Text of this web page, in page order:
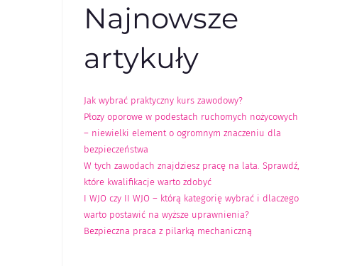
Najnowsze
artykuły
Jak wybrać praktyczny kurs zawodowy?
Płozy oporowe w podestach ruchomych nożycowych
– niewielki element o ogromnym znaczeniu dla
bezpieczeństwa
W tych zawodach znajdziesz pracę na lata. Sprawdź,
które kwalifikacje warto zdobyć
I WJO czy II WJO – którą kategorię wybrać i dlaczego
warto postawić na wyższe uprawnienia?
Bezpieczna praca z pilarką mechaniczną